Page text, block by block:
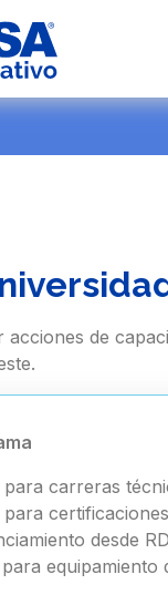
de
para carreras
desde
equipamiento